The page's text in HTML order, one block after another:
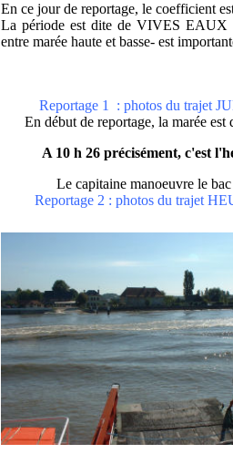
En ce jour de reportage, le coefficient
La période est dite de VIVES EAUX
entre marée haute et basse- est
Reportage 1 : photos du trajet
En début de reportage, la marée
A 10 h 26 précisément, c'est
Le capitaine manoeuvre le
Reportage 2 : photos du trajet